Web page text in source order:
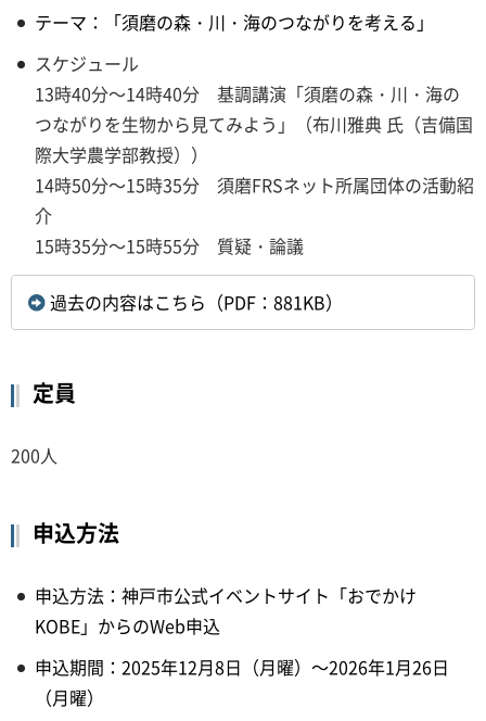
テーマ：「須磨の森・川・海のつながりを考える」
スケジュール
13時40分～14時40分 基調講演「須磨の森・川・海の
つながりを生物から見てみよう」（布川雅典 氏（吉備国
際大学農学部教授））
14時50分～15時35分 須磨FRSネット所属団体の活動紹
介
15時35分～15時55分 質疑・論議
過去の内容はこちら（PDF：881KB）
定員
200人
申込方法
申込方法：神戸市公式イベントサイト「おでかけ
KOBE」からのWeb申込
申込期間：2025年12月8日（月曜）～2026年1月26日
（月曜）